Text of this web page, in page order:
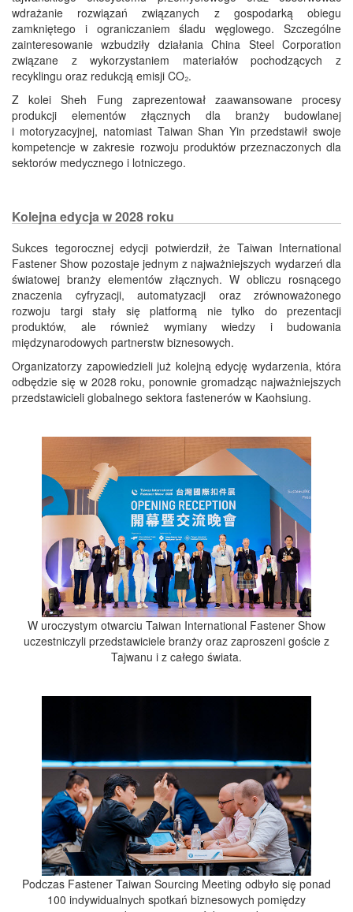
wdrażanie rozwiązań związanych z gospodarką obiegu
zamkniętego i ograniczaniem śladu węglowego. Szczególne
zainteresowanie wzbudziły działania China Steel Corporation
związane z wykorzystaniem materiałów pochodzących z
recyklingu oraz redukcją emisji CO₂.
Z kolei Sheh Fung zaprezentował zaawansowane procesy
produkcji elementów złącznych dla branży budowlanej
i motoryzacyjnej, natomiast Taiwan Shan Yin przedstawił swoje
kompetencje w zakresie rozwoju produktów przeznaczonych dla
sektorów medycznego i lotniczego.
Kolejna edycja w 2028 roku
Sukces tegorocznej edycji potwierdził, że Taiwan International
Fastener Show pozostaje jednym z najważniejszych wydarzeń dla
światowej branży elementów złącznych. W obliczu rosnącego
znaczenia cyfryzacji, automatyzacji oraz zrównoważonego
rozwoju targi stały się platformą nie tylko do prezentacji
produktów, ale również wymiany wiedzy i budowania
międzynarodowych partnerstw biznesowych.
Organizatorzy zapowiedzieli już kolejną edycję wydarzenia, która
odbędzie się w 2028 roku, ponownie gromadząc najważniejszych
przedstawicieli globalnego sektora fastenerów w Kaohsiung.
W uroczystym otwarciu Taiwan International Fastener Show
uczestniczyli przedstawiciele branży oraz zaproszeni goście z
Tajwanu i z całego świata.
Podczas Fastener Taiwan Sourcing Meeting odbyło się ponad
100 indywidualnych spotkań biznesowych pomiędzy